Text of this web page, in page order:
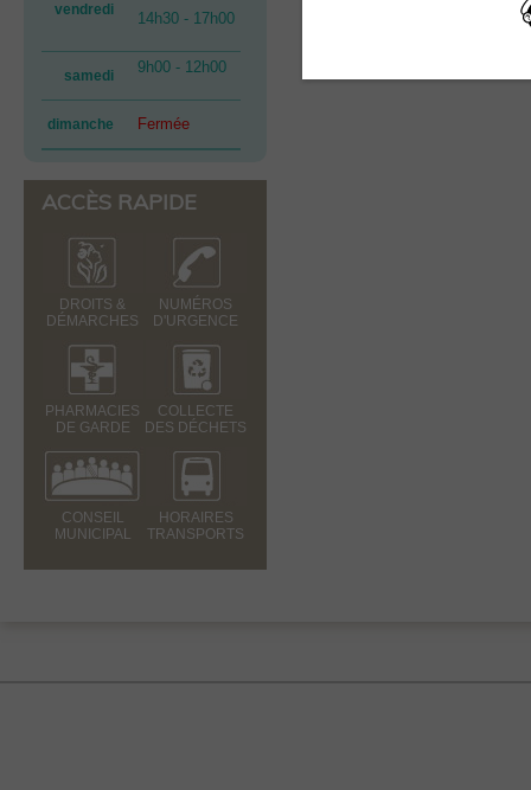
vendredi
14h30 - 17h00
samedi 9h00 - 12h00
dimanche Fermée
ACCÈS RAPIDE
DROITS &
DÉMARCHES
NUMÉROS
D'URGENCE
PHARMACIES
DE GARDE
COLLECTE
DES DÉCHETS
CONSEIL
MUNICIPAL
HORAIRES
TRANSPORTS